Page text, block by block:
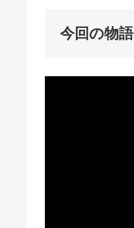
今回の物語